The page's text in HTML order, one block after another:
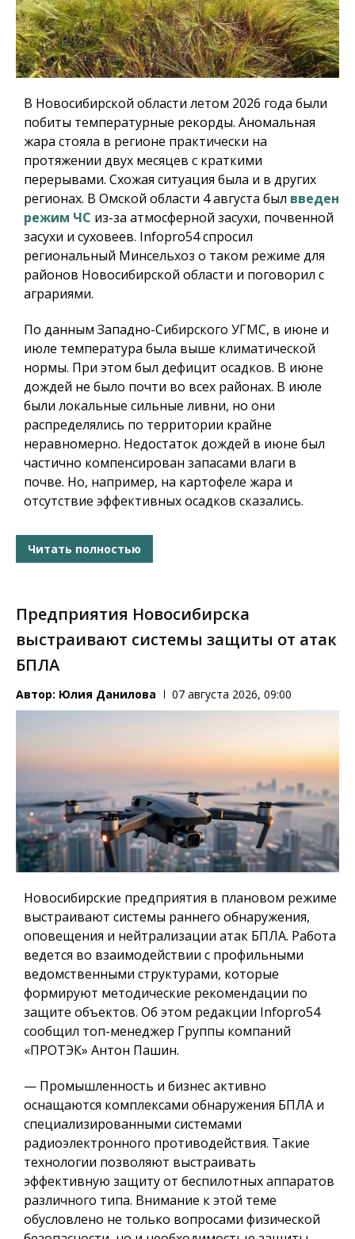
В Новосибирской области летом 2026 года были
побиты температурные рекорды. Аномальная
жара стояла в регионе практически на
протяжении двух месяцев с краткими
перерывами. Схожая ситуация была и в других
регионах. В Омской области 4 августа был введен
режим ЧС из-за атмосферной засухи, почвенной
засухи и суховеев. Infopro54спросил
региональный Минсельхоз о таком режиме для
районов Новосибирской области и поговорил с
аграриями.
По данным Западно-Сибирского УГМС, в июне и
июле температура была выше климатической
нормы. При этом был дефицит осадков. В июне
дождей не было почти во всех районах. В июле
были локальные сильные ливни, но они
распределялись по территории крайне
неравномерно. Недостаток дождей в июне был
частично компенсирован запасами влаги в
почве. Но, например, на картофеле жара и
отсутствие эффективных осадков сказались.
Читать полностью
Предприятия Новосибирска
выстраивают системы защиты от атак
БПЛА
Автор: Юлия Данилова 07 августа 2026, 09:00
Новосибирские предприятия в плановом режиме
выстраивают системы раннего обнаружения,
оповещения и нейтрализации атак БПЛА. Работа
ведется во взаимодействии с профильными
ведомственными структурами, которые
формируют методические рекомендации по
защите объектов. Об этом редакции Infopro54
сообщил топ-менеджер Группы компаний
«ПРОТЭК» Антон Пашин.
— Промышленность и бизнес активно
оснащаются комплексами обнаружения БПЛА и
специализированными системами
радиоэлектронного противодействия. Такие
технологии позволяют выстраивать
эффективную защиту от беспилотных аппаратов
различного типа. Внимание к этой теме
обусловлено не только вопросами физической